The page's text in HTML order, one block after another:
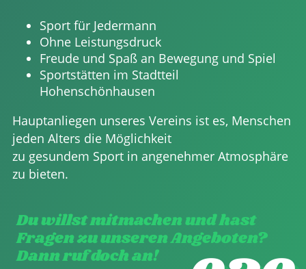
Sport für Jedermann
Ohne Leistungsdruck
Freude und Spaß an Bewegung und Spiel
Sportstätten im Stadtteil
Hohenschönhausen
Hauptanliegen unseres Vereins ist es, Menschen
jeden Alters die Möglichkeit
zu gesundem Sport in angenehmer Atmosphäre
zu bieten.
Du willst mitmachen und hast
Fragen zu unseren Angeboten?
Dann ruf doch an!